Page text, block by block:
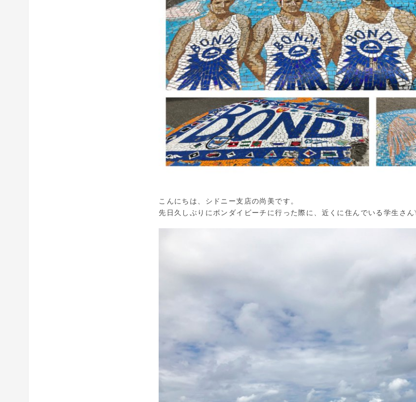
こんにちは、シドニー支店の尚美です。
先日久しぶりにボンダイビーチに行った際に、近くに住んでいる学生さ